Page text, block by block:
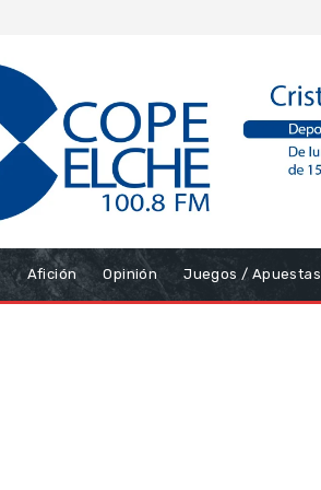
Afición Opinión Juegos / Apuestas